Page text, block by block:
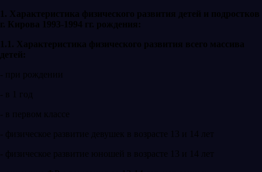
1. Характеристика физического развития детей и подростков
г. Кирова 1993-1994 гг. рождения:
1.1. Характеристика физического развития всего массива
детей:
- при рождении
- в 1 год
- в первом классе
- физическое развитие девушек в возрасте 13 и 14 лет
- физическое развитие юношей в возрасте 13 и 14 лет